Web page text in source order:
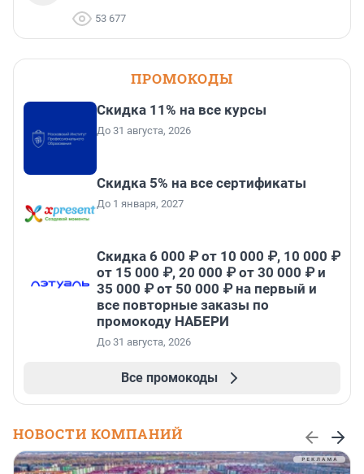
53 677
ПРОМОКОДЫ
Скидка 11% на все курсы
До 31 августа, 2026
Скидка 5% на все сертификаты
До 1 января, 2027
Скидка 6 000 ₽ от 10 000 ₽, 10 000 ₽
от 15 000 ₽, 20 000 ₽ от 30 000 ₽ и
35 000 ₽ от 50 000 ₽ на первый и
все повторные заказы по
промокоду НАБЕРИ
До 31 августа, 2026
Все промокоды
НОВОСТИ КОМПАНИЙ